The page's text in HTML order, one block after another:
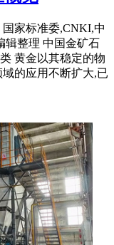
家标准委,CNKI,中
辑整理 中国金矿石
黄金以其稳定的物
的应用不断扩大,已